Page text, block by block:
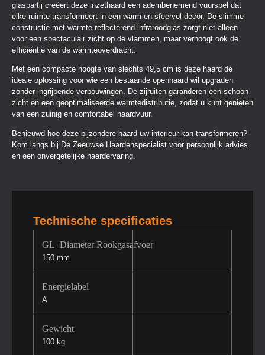
glaspartij creëert deze inzethaard een adembenemend vuurspel dat
elke ruimte transformeert in een warm en sfeervol decor. De slimme
constructie met warmte-reflecterend infraroodglas zorgt niet alleen
voor een spectaculair zicht op de vlammen, maar verhoogt ook de
efficiëntie van de warmteoverdracht.
Met een compacte hoogte van slechts 49,5 cm is deze haard de
ideale oplossing voor wie een bestaande openhaard wil upgraden
zonder ingrijpende verbouwingen. De zijruiten garanderen een schoon
zicht en een geoptimaliseerde warmtedistributie, zodat u kunt genieten
van een zuinig en comfortabel haardvuur.
Benieuwd hoe deze bijzondere haard uw interieur kan transformeren?
Kom langs bij De Zeeuwse Haardenspecialist voor persoonlijk advies
en een onvergetelijke haardervaring.
Technische specificaties
GL_Diameter Rookgasafvoer
150 mm
Energielabel
A
Gewicht
100 kg